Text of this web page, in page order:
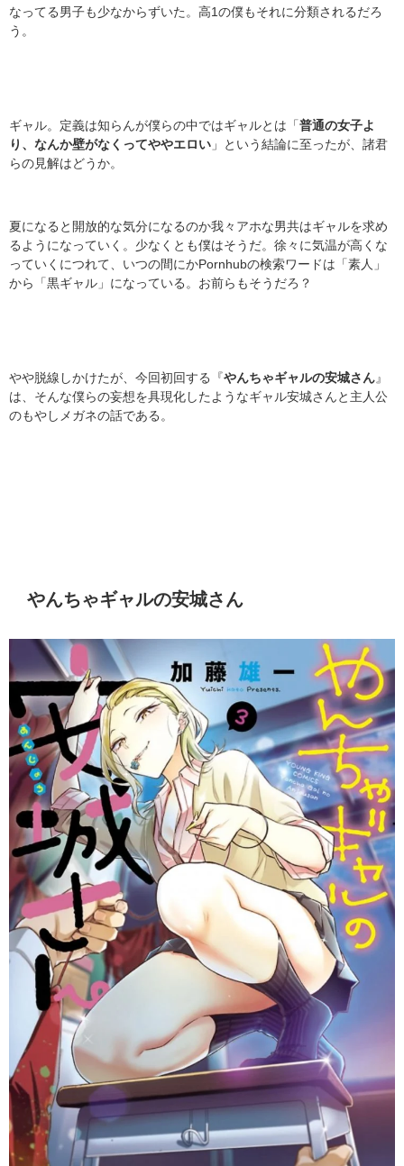
なってる男子も少なからずいた。高1の僕もそれに分類されるだろ
う。
ギャル。定義は知らんが僕らの中ではギャルとは「普通の女子よ
り、なんか壁がなくってややエロい 」という結論に至ったが、諸君
らの見解はどうか。
夏になると開放的な気分になるのか我々アホな男共はギャルを求め
るようになっていく。少なくとも僕はそうだ。徐々に気温が高くな
っていくにつれて、いつの間にかPornhubの検索ワードは「素人」
から「黒ギャル」になっている。お前らもそうだろ？
やや脱線しかけたが、今回初回する『やんちゃギャルの安城さん 』
は、そんな僕らの妄想を具現化したようなギャル安城さんと主人公
のもやしメガネの話である。
やんちゃギャルの安城さん